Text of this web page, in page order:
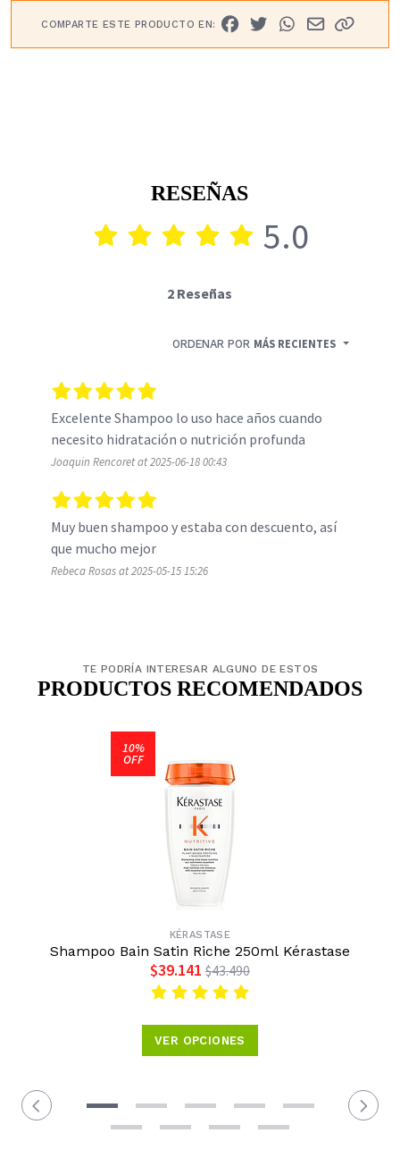
COMPARTE ESTE PRODUCTO EN:
RESEÑAS
5.0
2 Reseñas
ORDENAR POR MÁS RECIENTES
Excelente Shampoo lo uso hace años cuando
Joaquin Rencoret at 2025-06-18 00:43
Muy buen shampoo y estaba con descuento, así
que mucho mejor
Rebeca Rosas at 2025-05-15 15:26
TE PODRÍA INTERESAR ALGUNO DE ESTOS
PRODUCTOS RECOMENDADOS
10%
OFF
KÉRASTASE
Shampoo Bain Satin Riche 250ml Kérastase
$39.141 $43.490
VER OPCIONES